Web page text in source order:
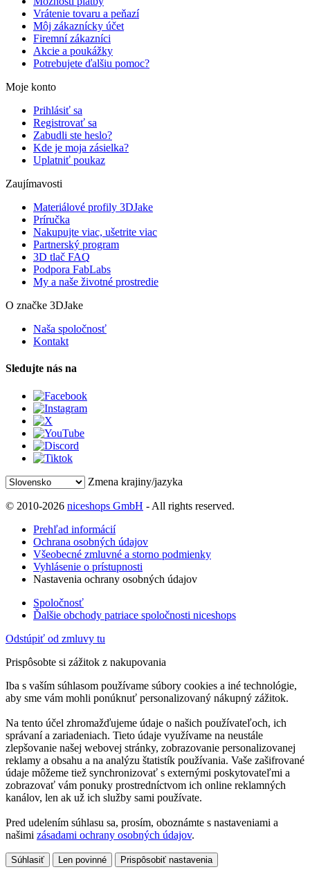
Vrátenie tovaru a peňazí
Môj zákaznícky účet
Firemní zákazníci
Akcie a poukážky
Potrebujete ďalšiu pomoc?
Moje konto
Prihlásiť sa
Registrovať sa
Zabudli ste heslo?
Kde je moja zásielka?
Uplatniť poukaz
Zaujímavosti
Materiálové profily 3DJake
Príručka
Nakupujte viac, ušetrite viac
Partnerský program
3D tlač FAQ
Podpora FabLabs
My a naše životné prostredie
O značke 3DJake
Naša spoločnosť
Kontakt
Sledujte nás na
Zmena krajiny/jazyka
© 2010-2026 niceshops GmbH - All rights reserved.
Prehľad informácií
Ochrana osobných údajov
Všeobecné zmluvné a storno podmienky
Vyhlásenie o prístupnosti
Nastavenia ochrany osobných údajov
Spoločnosť
Ďalšie obchody patriace spoločnosti niceshops
Odstúpiť od zmluvy tu
Prispôsobte si zážitok z nakupovania
Iba s vaším súhlasom používame súbory cookies a iné technológie,
aby sme vám mohli ponúknuť personalizovaný nákupný zážitok.
Na tento účel zhromažďujeme údaje o našich používateľoch, ich
správaní a zariadeniach. Tieto údaje využívame na neustále
zlepšovanie našej webovej stránky, zobrazovanie personalizovanej
reklamy a obsahu a na analýzu štatistík používania. Vaše zašifrované
údaje môžeme tiež synchronizovať s externými poskytovateľmi a
zobrazovať vám ponuky prostredníctvom ich online reklamných
kanálov, len ak už ich služby sami používate.
Pred udelením súhlasu sa, prosím, oboznámte s nastaveniami a
našimi zásadami ochrany osobných údajov.
Súhlasiť Len povinné Prispôsobiť nastavenia